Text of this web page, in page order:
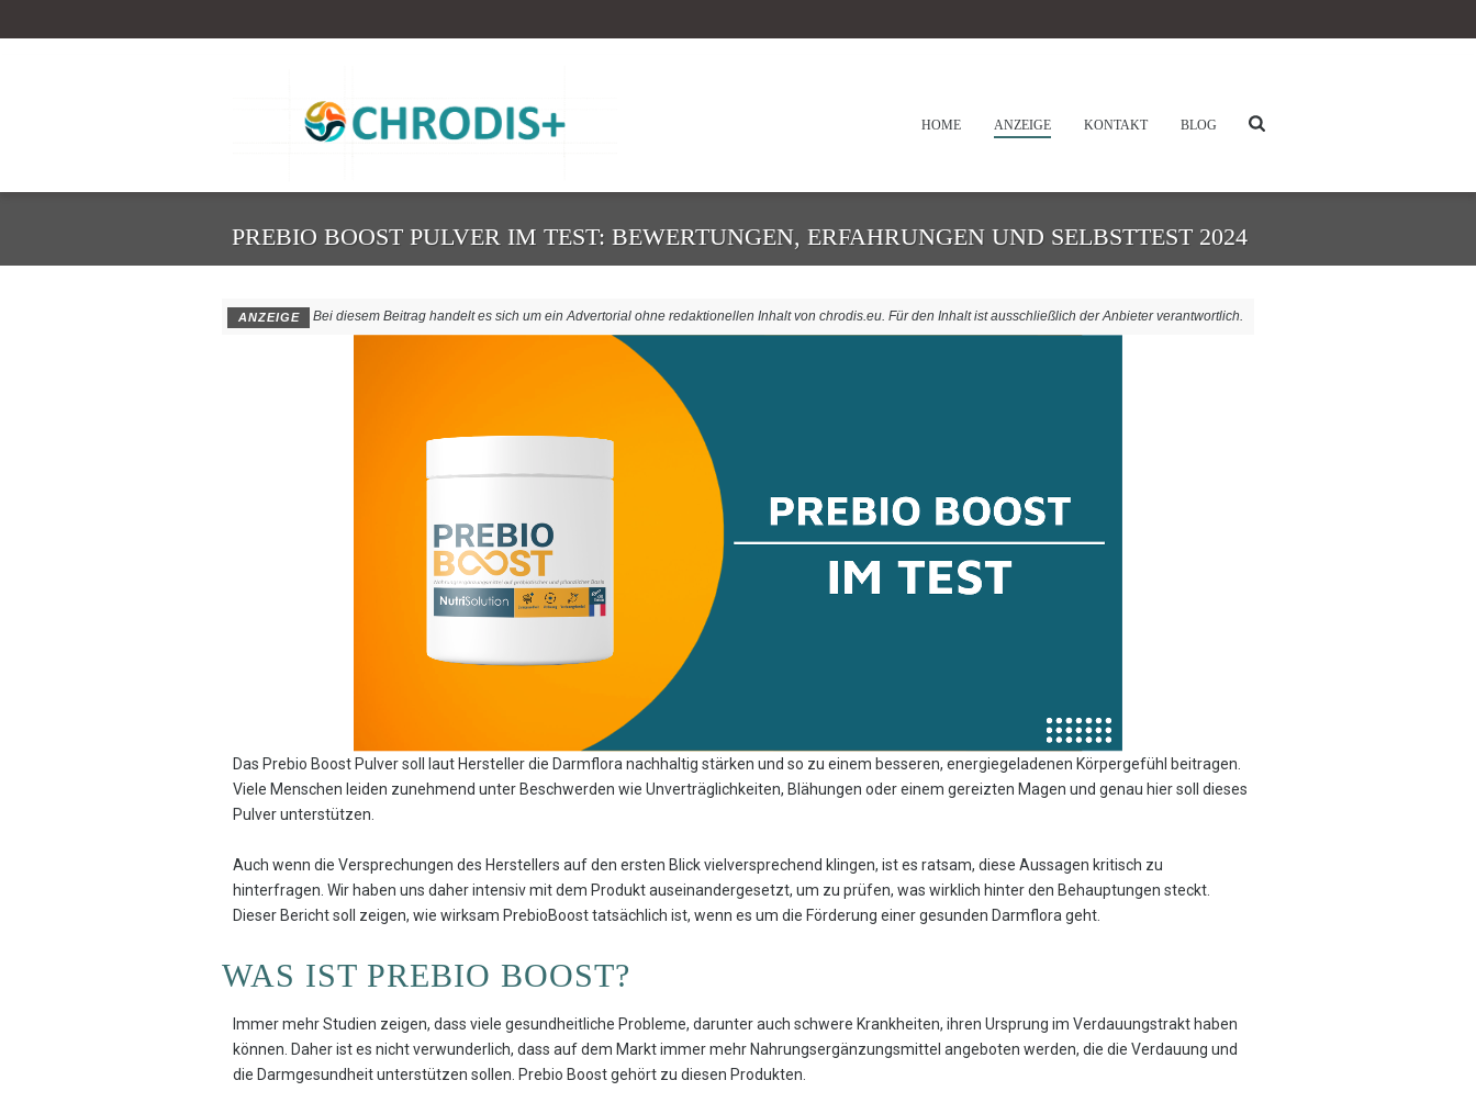
HOME ANZEIGE KONTAKT BLOG
PREBIO BOOST PULVER IM TEST: BEWERTUNGEN, ERFAHRUNGEN UND SELBSTTEST 2024
ANZEIGE Bei diesem Beitrag handelt es sich um ein Advertorial ohne redaktionellen Inhalt von chrodis.eu. Für den Inhalt ist ausschließlich der Anbieter verantwortlich.
Das Prebio Boost Pulver soll laut Hersteller die Darmflora nachhaltig stärken und so zu einem besseren, energiegeladenen Körpergefühl beitragen.
Viele Menschen leiden zunehmend unter Beschwerden wie Unverträglichkeiten, Blähungen oder einem gereizten Magen und genau hier soll dieses
Pulver unterstützen.
Auch wenn die Versprechungen des Herstellers auf den ersten Blick vielversprechend klingen, ist es ratsam, diese Aussagen kritisch zu
hinterfragen. Wir haben uns daher intensiv mit dem Produkt auseinandergesetzt, um zu prüfen, was wirklich hinter den Behauptungen steckt.
Dieser Bericht soll zeigen, wie wirksam PrebioBoost tatsächlich ist, wenn es um die Förderung einer gesunden Darmflora geht.
WAS IST PREBIO BOOST?
Immer mehr Studien zeigen, dass viele gesundheitliche Probleme, darunter auch schwere Krankheiten, ihren Ursprung im Verdauungstrakt haben
können. Daher ist es nicht verwunderlich, dass auf dem Markt immer mehr Nahrungsergänzungsmittel angeboten werden, die die Verdauung und
die Darmgesundheit unterstützen sollen. Prebio Boost gehört zu diesen Produkten.